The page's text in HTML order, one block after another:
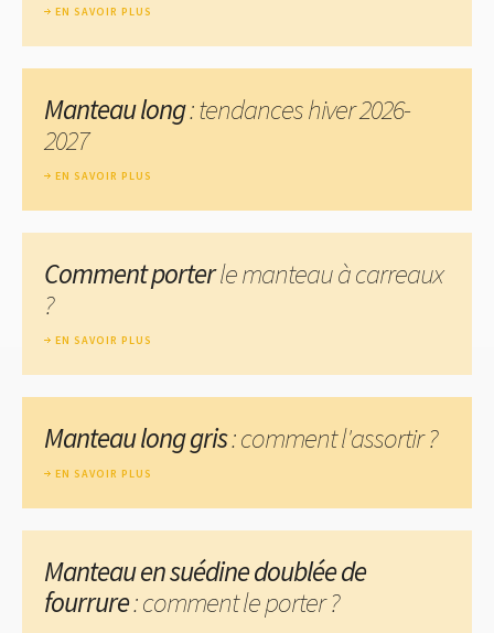
EN SAVOIR PLUS
Manteau long: tendances hiver 2026-
2027
EN SAVOIR PLUS
Comment porterle manteau à carreaux
?
EN SAVOIR PLUS
Manteau long gris: comment l'assortir ?
EN SAVOIR PLUS
Manteau en suédine doublée de
fourrure: comment le porter ?